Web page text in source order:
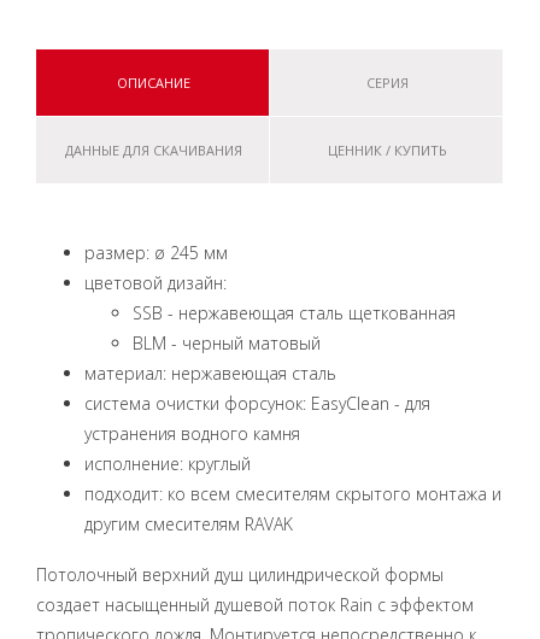
ОПИСАНИЕ СЕРИЯ
ДАННЫЕ ДЛЯ СКАЧИВАНИЯ ЦЕННИК / КУПИТЬ
размер: ø 245 мм
цветовой дизайн:
SSB - нержавеющая сталь щеткованная
BLM - черный матовый
материал: нержавеющая сталь
система очистки форсунок: EasyClean - для
устранения водного камня
исполнение: круглый
подходит: ко всем смесителям скрытого монтажа и
другим смесителям RAVAK
Потолочный верхний душ цилиндрической формы
создает насыщенный душевой поток Rain с эффектом